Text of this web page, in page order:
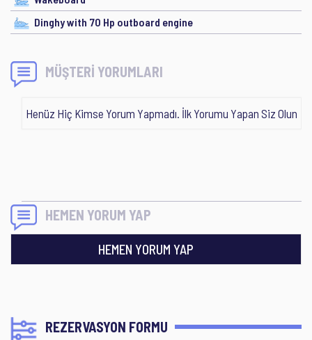
Dinghy with 70 Hp outboard engine
MÜŞTERİ YORUMLARI
Henüz Hiç Kimse Yorum Yapmadı. İlk Yorumu Yapan Siz Olun
HEMEN YORUM YAP
HEMEN YORUM YAP
REZERVASYON FORMU